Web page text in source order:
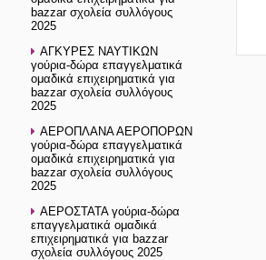
bazzar σχολεία συλλόγους
2025
ΑΓΚΥΡΕΣ ΝΑΥΤΙΚΩΝ
γούρια-δώρα επαγγελματικά
ομαδικά επιχειρηματικά για
bazzar σχολεία συλλόγους
2025
ΑΕΡΟΠΛΑΝΑ ΑΕΡΟΠΟΡΩΝ
γούρια-δώρα επαγγελματικά
ομαδικά επιχειρηματικά για
bazzar σχολεία συλλόγους
2025
ΑΕΡΟΣΤΑΤΑ γούρια-δώρα
επαγγελματικά ομαδικά
επιχειρηματικά για bazzar
σχολεία συλλόγους 2025